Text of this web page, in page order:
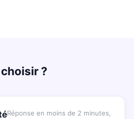
?
Réponse en moins de 2 minutes,